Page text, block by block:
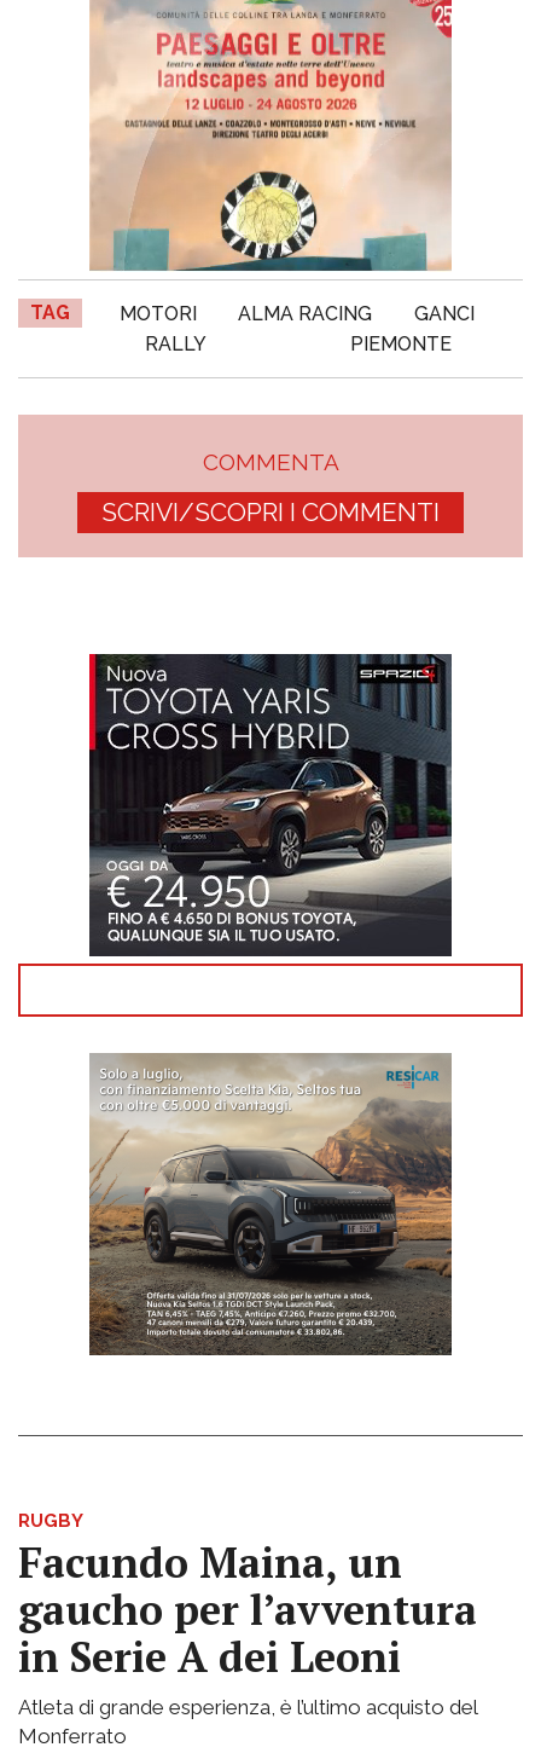
TAG MOTORI ALMA RACING
GANCI
RALLY
PIEMONTE
COMMENTA
SCRIVI/SCOPRI I COMMENTI
RUGBY
Facundo Maina, un
gaucho per l’avventura
in Serie A dei Leoni
Atleta di grande esperienza, è l’ultimo acquisto del
Monferrato